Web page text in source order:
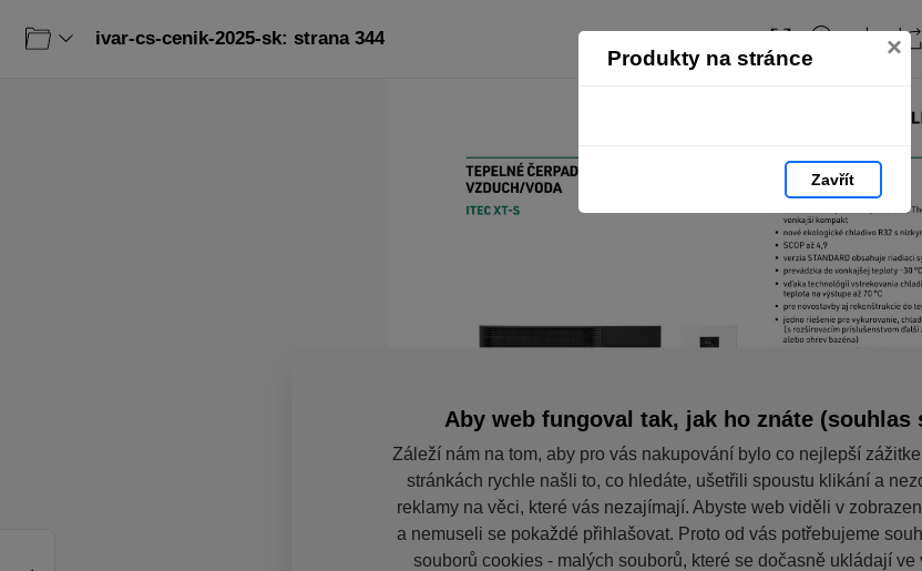
Produkty na stránce ×
Zavřít
ivar-cs-cenik-2025-sk: strana 344
Aby web fungoval tak, jak ho znáte (souhlas
Záleží nám na tom, aby pro vás nakupování bylo co nejlepší
stránkách rychle našli to, co hledáte, ušetřili spoustu klikání a
reklamy na věci, které vás nezajímají. Abyste web viděli v
a nemuseli se pokaždé přihlašovat. Proto od vás potřebujeme
souborů cookies - malých souborů, které se dočasně ukládají ve